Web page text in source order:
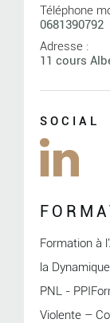
Téléphone
0681390792
Adresse :
11 cours
SOCIAL
Formation à
la
PNL -
Violente –